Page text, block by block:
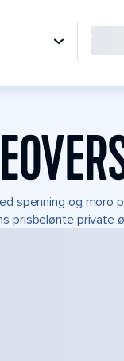
spenning og moro
prisbelønte private